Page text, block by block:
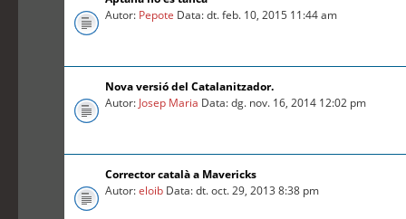
Autor: Pepote Data: dt. feb. 10, 2015 11:44 am
Nova versió del Catalanitzador.
Autor: Josep Maria Data: dg. nov. 16, 2014 12:02 pm
Corrector català a Mavericks
Autor:eloib Data: dt. oct. 29, 2013 8:38 pm